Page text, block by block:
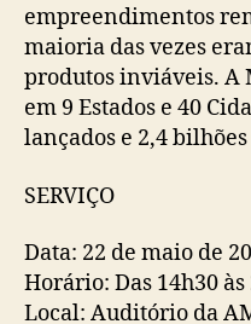
empreendimentos
maioria das vezes
produtos inviáveis. A
em 9 Estados e 40
lançados e 2,4
SERVIÇO
Data: 22 de maio de
Horário: Das 14h30 às
Local: Auditório da